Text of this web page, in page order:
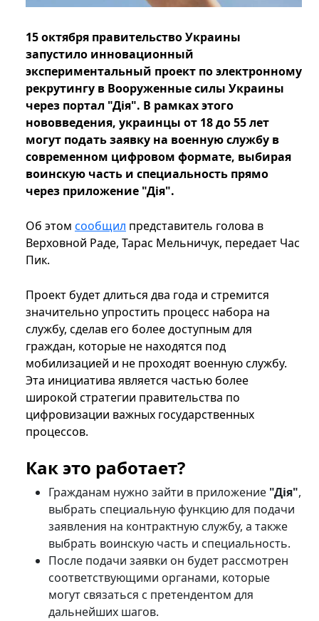
15 октября правительство Украины
запустило инновационный
экспериментальный проект по электронному
рекрутингу в Вооруженные силы Украины
через портал "Дія". В рамках этого
нововведения, украинцы от 18 до 55 лет
могут подать заявку на военную службу в
современном цифровом формате, выбирая
воинскую часть и специальность прямо
через приложение "Дія".
Об этом сообщил представитель голова в
Верховной Раде, Тарас Мельничук, передает Час
Пик.
Проект будет длиться два года и стремится
значительно упростить процесс набора на
службу, сделав его более доступным для
граждан, которые не находятся под
мобилизацией и не проходят военную службу.
Эта инициатива является частью более
широкой стратегии правительства по
цифровизации важных государственных
процессов.
Как это работает?
Гражданам нужно зайти в приложение "Дія",
выбрать специальную функцию для подачи
заявления на контрактную службу, а также
выбрать воинскую часть и специальность.
После подачи заявки он будет рассмотрен
соответствующими органами, которые
могут связаться с претендентом для
дальнейших шагов.